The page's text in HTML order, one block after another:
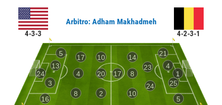
4-3-3
Arbitro: Adham Makhadmeh
4-2-3-1
24 1
16
21
3
4
13
25
5
5
8
23
4
24
17 14
2
8
20
10
10
17